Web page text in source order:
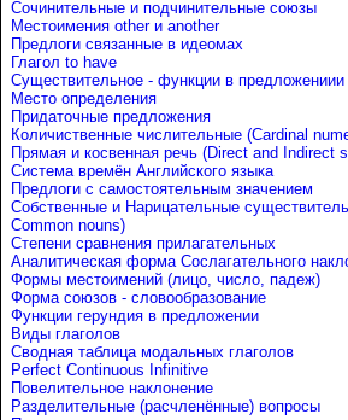
Сочинительные и подчинительные союзы
Местоимения other и another
Предлоги связанные в идеомах
Глагол to have
Существительное - функции в предложениии
Место определения
Придаточные предложения
Количиственные числительные (Cardinal
Прямая и косвенная речь (Direct and Indirect
Система времён Английского языка
Предлоги с самостоятельным значением
Собственные и Нарицательные
Common nouns)
Степени сравнения прилагательных
Аналитическая форма Сослагательного
Формы местоимений (лицо, число, падеж)
Форма союзов - словообразование
Функции герундия в предложении
Виды глаголов
Сводная таблица модальных глаголов
Perfect Continuous Infinitive
Повелительное наклонение
Разделительные (расчленённые) вопросы